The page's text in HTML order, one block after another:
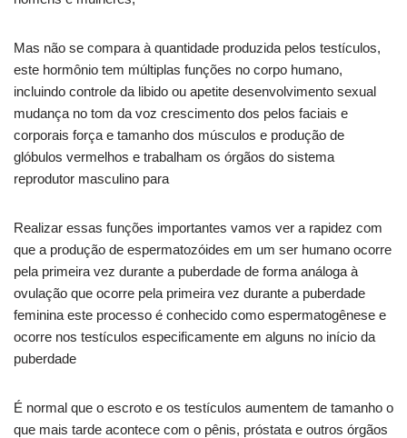
Mas não se compara à quantidade produzida pelos testículos,
este hormônio tem múltiplas funções no corpo humano,
incluindo controle da libido ou apetite desenvolvimento sexual
mudança no tom da voz crescimento dos pelos faciais e
corporais força e tamanho dos músculos e produção de
glóbulos vermelhos e trabalham os órgãos do sistema
reprodutor masculino para
Realizar essas funções importantes vamos ver a rapidez com
que a produção de espermatozóides em um ser humano ocorre
pela primeira vez durante a puberdade de forma análoga à
ovulação que ocorre pela primeira vez durante a puberdade
feminina este processo é conhecido como espermatogênese e
ocorre nos testículos especificamente em alguns no início da
puberdade
É normal que o escroto e os testículos aumentem de tamanho o
que mais tarde acontece com o pênis, próstata e outros órgãos